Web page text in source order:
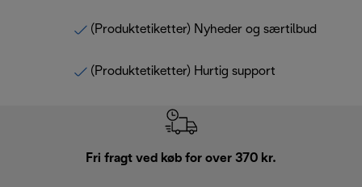
(Produktetiketter) Nyheder og særtilbud
(Produktetiketter) Hurtig support
Fri fragt ved køb for over 370 kr.